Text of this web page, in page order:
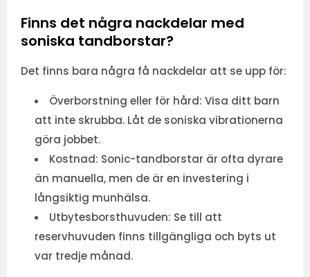
Finns det några nackdelar med
soniska tandborstar?
Det finns bara några få nackdelar att se upp för:
Överborstning eller för hård: Visa ditt barn
att inte skrubba. Låt de soniska vibrationerna
göra jobbet.
Kostnad: Sonic-tandborstar är ofta dyrare
än manuella, men de är en investering i
långsiktig munhälsa.
Utbytesborsthuvuden: Se till att
reservhuvuden finns tillgängliga och byts ut
var tredje månad.